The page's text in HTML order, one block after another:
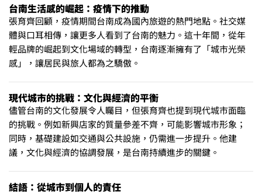
台南生活感的崛起：疫情下的推動
張育齊回顧，疫情期間台南成為國內旅遊的熱門地點。社交媒
體與口耳相傳，讓更多人看到了台南的魅力。這十年間，從年
輕品牌的崛起到文化場域的轉型，台南逐漸擁有了「城市光榮
感」，讓居民與旅人都為之驕傲。
現代城市的挑戰：文化與經濟的平衡
儘管台南的文化發展令人矚目，但張育齊也提到現代城市面臨
的挑戰。例如新興店家的質量參差不齊，可能影響城市形象；
同時，基礎建設如交通與公共設施，仍需進一步提升。他建
議，文化與經濟的協調發展，是台南持續進步的關鍵。
結語：從城市到個人的責任